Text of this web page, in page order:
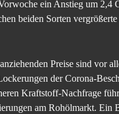
ein Anstieg um 2,4
beiden Sorten
Preise sind vor
der Corona-
Kraftstoff-Nachfrage
am Rohölmarkt. Ein